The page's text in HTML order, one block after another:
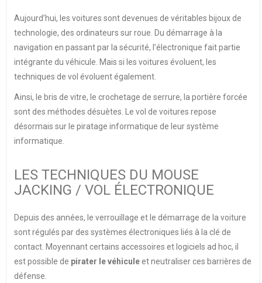
Aujourd’hui, les voitures sont devenues de véritables bijoux de
technologie, des ordinateurs sur roue. Du démarrage à la
navigation en passant par la sécurité, l’électronique fait partie
intégrante du véhicule. Mais si les voitures évoluent, les
techniques de vol évoluent également.
Ainsi, le bris de vitre, le crochetage de serrure, la portière forcée
sont des méthodes désuètes. Le vol de voitures repose
désormais sur le piratage informatique de leur système
informatique.
LES TECHNIQUES DU MOUSE
JACKING / VOL ÉLECTRONIQUE
Depuis des années, le verrouillage et le démarrage de la voiture
sont régulés par des systèmes électroniques liés à la clé de
contact. Moyennant certains accessoires et logiciels ad hoc, il
est possible de pirater le véhiculeet neutraliser ces barrières de
défense.